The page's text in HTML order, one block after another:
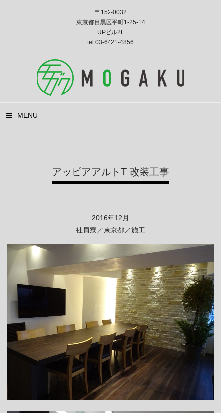
〒152-0032
東京都目黒区平町1-25-14
UPビル2F
tel:03-6421-4856
MENU
アッピアアルトT 改装工事
2016年12月
社員寮／東京都／施工